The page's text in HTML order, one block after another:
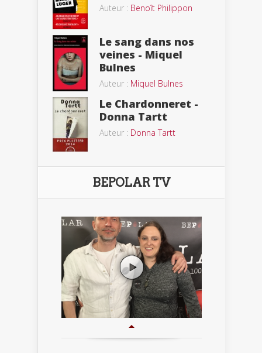
Auteur : Benoît Philippon
Le sang dans nos
veines - Miquel
Bulnes
Auteur : Miquel Bulnes
Le Chardonneret -
Donna Tartt
Auteur : Donna Tartt
BEPOLAR TV